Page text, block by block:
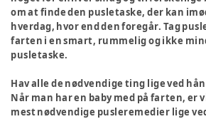
om at finde den pusletaske, der kan
hverdag, hvor end den foregår. Tag
farten i en smart, rummelig og ikke
pusletaske.
Hav alle de nødvendige ting lige ved
Når man har en baby med på farten, er
mest nødvendige pusleremedier lige